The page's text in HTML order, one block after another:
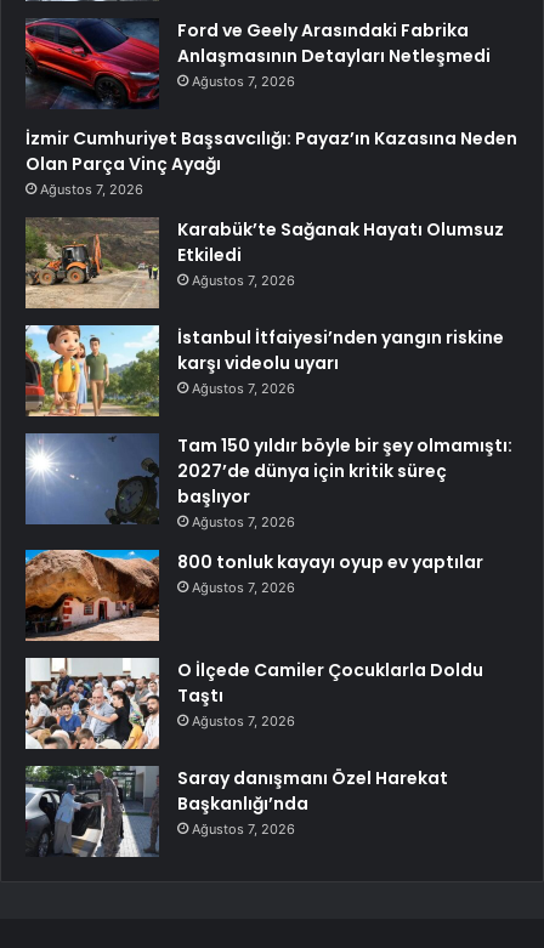
Ford ve Geely Arasındaki Fabrika
Anlaşmasının Detayları Netleşmedi
Ağustos 7, 2026
İzmir Cumhuriyet Başsavcılığı: Payaz’ın Kazasına Neden
Olan Parça Vinç Ayağı
Ağustos 7, 2026
Karabük’te Sağanak Hayatı Olumsuz
Etkiledi
Ağustos 7, 2026
İstanbul İtfaiyesi’nden yangın riskine
karşı videolu uyarı
Ağustos 7, 2026
Tam 150 yıldır böyle bir şey olmamıştı:
2027’de dünya için kritik süreç
başlıyor
Ağustos 7, 2026
800 tonluk kayayı oyup ev yaptılar
Ağustos 7, 2026
O İlçede Camiler Çocuklarla Doldu
Taştı
Ağustos 7, 2026
Saray danışmanı Özel Harekat
Başkanlığı’nda
Ağustos 7, 2026